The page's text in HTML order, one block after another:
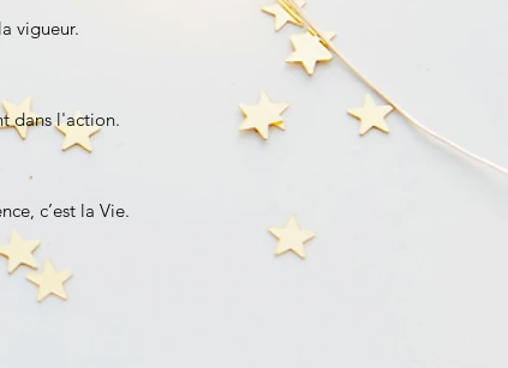
vigueur.
dans l'action.
c’est la Vie.